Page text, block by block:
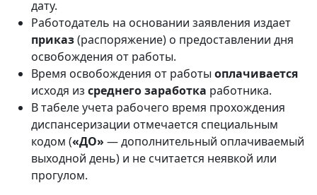
дату.
Работодатель на основании заявления издает
приказ(распоряжение) о предоставлении дня
освобождения от работы.
Время освобождения от работы оплачивается
исходя из среднего заработка работника.
В табеле учета рабочего время прохождения
диспансеризации отмечается специальным
кодом («ДО» — дополнительный оплачиваемый
выходной день) и не считается неявкой или
прогулом.